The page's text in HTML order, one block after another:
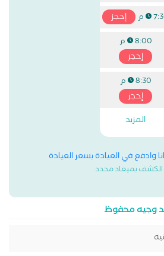
م إحجز
8:00 م
إحجز
8:30 م
إحجز
المزيد
وادفع في العيادة بسعر العيادة
الكشف بميعاد محدد
وجيه محفوظ